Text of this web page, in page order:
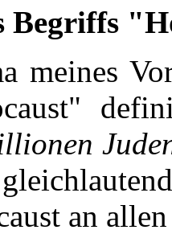
Begriffs
meines
an